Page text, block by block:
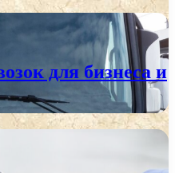
для бизнеса и